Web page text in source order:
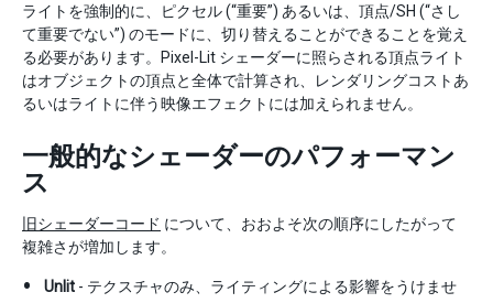
ライトを強制的に、ピクセル (“重要”) あるいは、頂点/SH (“さし
て重要でない”) のモードに、切り替えることができることを覚え
る必要があります。Pixel-Lit シェーダーに照らされる頂点ライト
はオブジェクトの頂点と全体で計算され、レンダリングコストあ
るいはライトに伴う映像エフェクトには加えられません。
一般的なシェーダーのパフォーマン
ス
旧シェーダーコード について、おおよそ次の順序にしたがって
複雑さが増加します。
Unlit - テクスチャのみ、ライティングによる影響をうけませ